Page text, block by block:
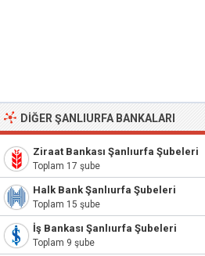
DIĞER ŞANLIURFA BANKALARI
Ziraat Bankası Şanlıurfa Şubeleri
Toplam 17 şube
Halk Bank Şanlıurfa Şubeleri
Toplam 15 şube
İş Bankası Şanlıurfa Şubeleri
Toplam 9 şube